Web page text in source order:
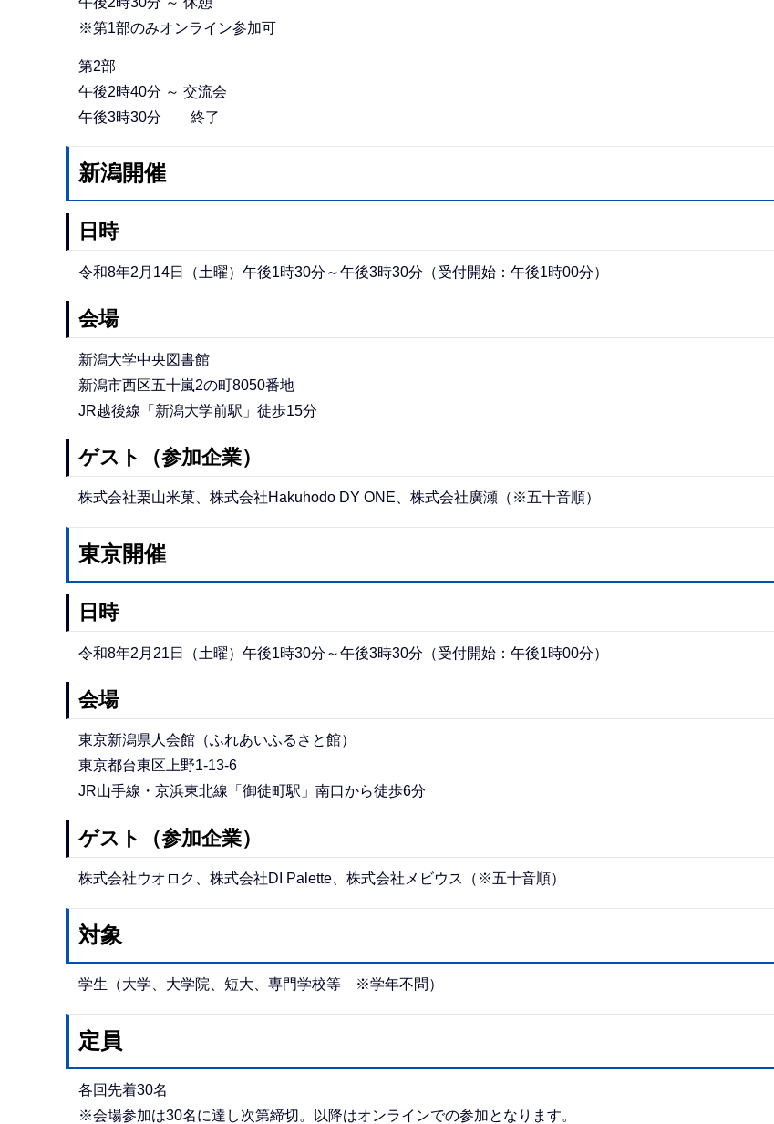
※第1部のみオンライン参加可
第2部
午後2時40分 ～ 交流会
午後3時30分 終了
新潟開催
日時
令和8年2月14日（土曜）午後1時30分～午後3時30分（受付開始：午後1時00分）
会場
新潟大学中央図書館
新潟市西区五十嵐2の町8050番地
JR越後線「新潟大学前駅」徒歩15分
ゲスト（参加企業）
株式会社栗山米菓、株式会社Hakuhodo DY ONE、株式会社廣瀬（※五十音順）
東京開催
日時
令和8年2月21日（土曜）午後1時30分～午後3時30分（受付開始：午後1時00分）
会場
東京新潟県人会館（ふれあいふるさと館）
東京都台東区上野1-13-6
JR山手線・京浜東北線「御徒町駅」南口から徒歩6分
ゲスト（参加企業）
株式会社ウオロク、株式会社DI Palette、株式会社メビウス（※五十音順）
対象
学生（大学、大学院、短大、専門学校等 ※学年不問）
定員
各回先着30名
※会場参加は30名に達し次第締切。以降はオンラインでの参加となります。